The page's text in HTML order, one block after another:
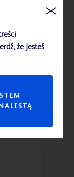
że jesteś